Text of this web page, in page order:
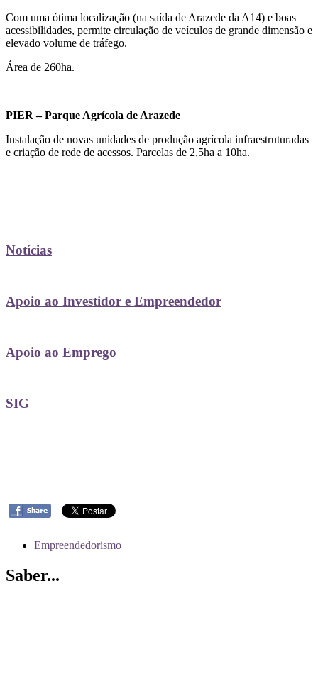
Com uma ótima localização (na saída de Arazede da A14) e boas
acessibilidades, permite circulação de veículos de grande dimensão e
elevado volume de tráfego.
Área de 260ha.
PIER – Parque Agrícola de Arazede
Instalação de novas unidades de produção agrícola infraestruturadas
e criação de rede de acessos. Parcelas de 2,5ha a 10ha.
Notícias
Apoio ao Investidor e Empreendedor
Apoio ao Emprego
SIG
Empreendedorismo
Saber...